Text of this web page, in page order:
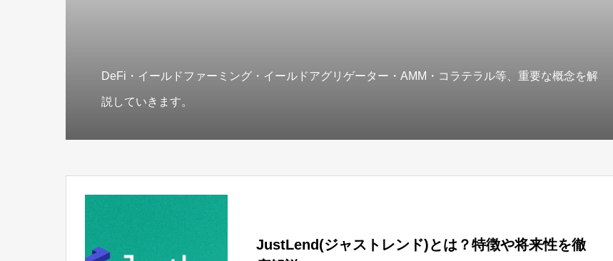
DeFi・イールドファーミング・イールドアグリゲーター・AMM・コラテラル等、重要な概念を解
説していきます。
JustLend(ジャストレンド)とは？特徴や将来性を徹